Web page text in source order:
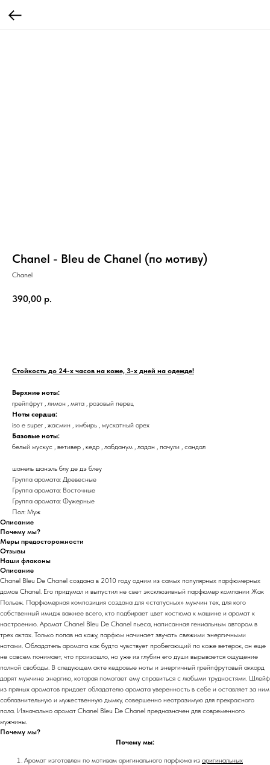
Chanel - Bleu de Chanel (по мотиву)
Chanel
390,00 р.
Стойкость до 24-х часов на коже, 3-х дней на одежде!
Верхние ноты:
грейпфрут , лимон , мята , розовый перец
Ноты сердца:
iso e super , жасмин , имбирь , мускатный орех
Базовые ноты:
белый мускус , ветивер , кедр , лабданум , ладан , пачули , сандал
шанель шанэль блу де дэ блеу
Группа аромата: Древесные
Группа аромата: Восточные
Группа аромата: Фужерные
Пол: Муж
Описание
Почему мы?
Меры предосторожности
Отзывы
Наши флаконы
Описание
Chanel Bleu De Chanel создана в 2010 году одним из самых популярных парфюмерных
домов Chanel. Его придумал и выпустил не свет эксклюзивный парфюмер компании Жак
Польеж. Парфюмерная композиция создана для «статусных» мужчин тех, для кого
собственный имидж важнее всего, кто подбирает цвет костюма к машине и аромат к
настроению. Аромат Chanel Bleu De Chanel пьеса, написанная гениальным автором в
трех актах. Только попав на кожу, парфюм начинает звучать свежими энергичными
нотами. Обладатель аромата как будто чувствует пробегающий по коже ветерок, он еще
не совсем понимает, что произошло, но уже из глубин его души вырывается ощущение
полной свободы. В следующем акте кедровые ноты и энергичный грейпфрутовый аккорд
дарят мужчине энергию, которая помогает ему справиться с любыми трудностями. Шлейф
из пряных ароматов придает обладателю аромата уверенность в себе и оставляет за ним
соблазнительную и мужественную дымку, совершенно неотразимую для прекрасного
пола. Изначально аромат Chanel Bleu De Chanel предназначен для современного
мужчины.
Почему мы?
Почему мы:
Аромат изготовлен по мотивам оригинального парфюма из оригинальных